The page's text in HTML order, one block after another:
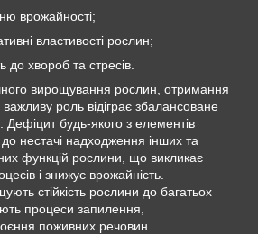
врожайності;
властивості рослин;
до хвороб та стресів.
вирощування рослин, отримання
роль відіграє збалансоване
будь-якого з елементів
нестачі надходження інших та
функцій рослини, що викликає
і знижує врожайність.
стійкість рослини до багатьох
процеси запилення,
поживних речовин.